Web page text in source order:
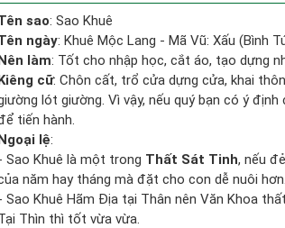
sao: Sao Khuê
ngày: Khuê Mộc Lang - Mã Vũ: Xấu (Bình
làm: Tốt cho nhập học, cắt áo, tạo dựng
cữ: Chôn cất, trổ cửa dựng cửa, khai
lót giường. Vì vậy, nếu quý bạn có ý
tiến hành.
lệ:
Sao Khuê là một trong Thất Sát Tinh, nếu
năm hay tháng mà đặt cho con dễ nuôi hơn.
Sao Khuê Hãm Địa tại Thân nên Văn Khoa
Thìn thì tốt vừa vừa.